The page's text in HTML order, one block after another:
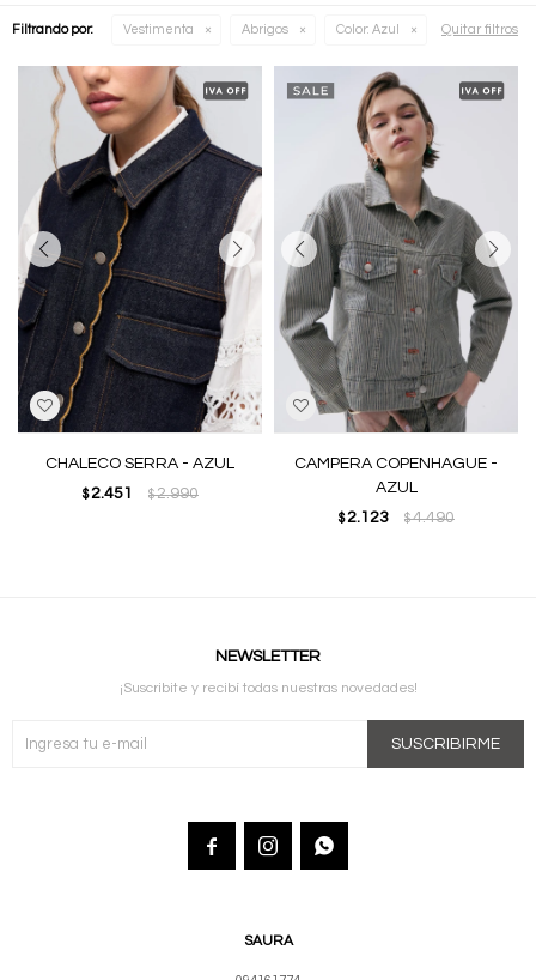
Filtrando por: Vestimenta Abrigos Color: Azul Quitar filtros
CHALECO SERRA - AZUL
$ 2.451 $2.990
CAMPERA COPENHAGUE -
AZUL
$ 2.123 $4.490
SAURA
NEWSLETTER
¡Suscribite y recibí todas nuestras novedades!
SUSCRIBIRME
  